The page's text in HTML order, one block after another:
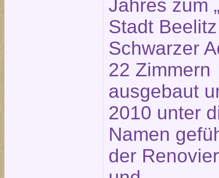
Jahres zum
Stadt
Schwarzer
22 Zimmern
ausgebaut
2010 unter
Namen
der